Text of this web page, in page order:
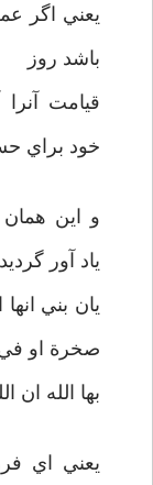
يعني اگر
باشد روز
قيامت
خود براي
و اين
ياد آور
يان بني
صخرة او
بها الله ان
يعني اي